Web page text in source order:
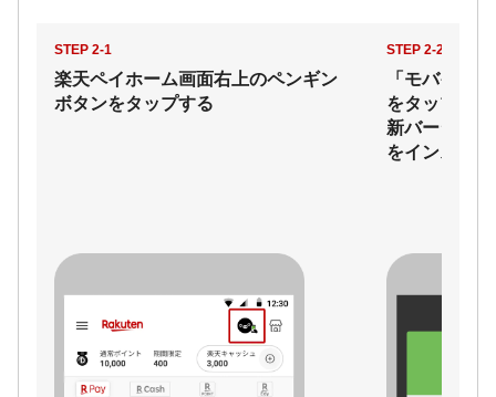
STEP 2-1
楽天ペイホーム画面右上のペンギン
ボタンをタップする
STEP 2-2
「モバイル
をタップし
新バージョ
をインスト